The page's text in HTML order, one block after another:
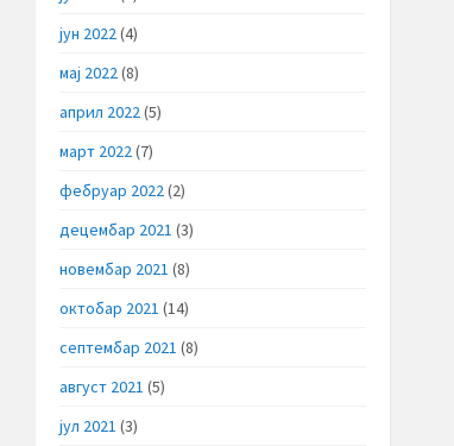
јун 2022(4)
мај 2022(8)
април 2022(5)
март 2022(7)
фебруар 2022(2)
децембар 2021 (3)
новембар 2021 (8)
октобар 2021 (14)
септембар 2021 (8)
август 2021 (5)
јул 2021 (3)